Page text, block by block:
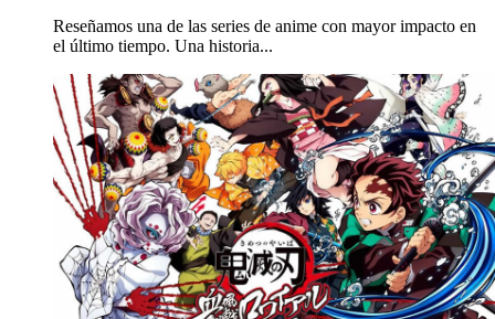
Reseñamos una de las series de anime con mayor impacto en
el último tiempo. Una historia...